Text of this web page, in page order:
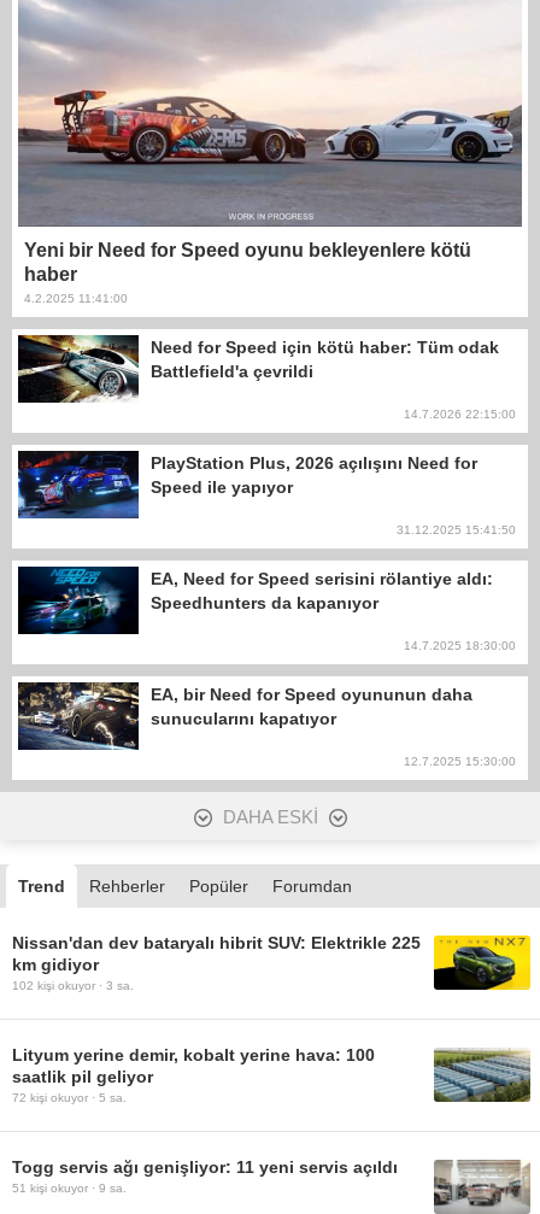
Yeni bir Need for Speed oyunu bekleyenlere kötü
haber
4.2.2025 11:41:00
Need for Speed için kötü haber: Tüm odak
Battlefield'a çevrildi
14.7.2026 22:15:00
PlayStation Plus, 2026 açılışını Need for
Speed ile yapıyor
31.12.2025 15:41:50
EA, Need for Speed serisini rölantiye aldı:
Speedhunters da kapanıyor
14.7.2025 18:30:00
EA, bir Need for Speed oyununun daha
sunucularını kapatıyor
12.7.2025 15:30:00
DAHA ESKİ
Trend Rehberler Popüler Forumdan
Nissan'dan dev bataryalı hibrit SUV: Elektrikle 225
km gidiyor
102 kişi okuyor · 3 sa.
Lityum yerine demir, kobalt yerine hava: 100
saatlik pil geliyor
72 kişi okuyor · 5 sa.
Togg servis ağı genişliyor: 11 yeni servis açıldı
51 kişi okuyor · 9 sa.